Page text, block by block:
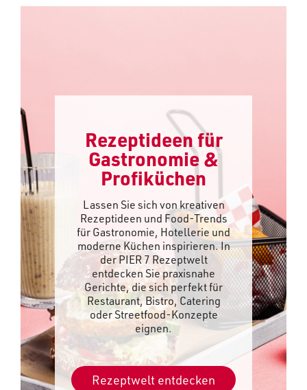
Rezeptideen für
Gastronomie &
Profiküchen
Lassen Sie sich von kreativen
Rezeptideen und Food-Trends
für Gastronomie, Hotellerie und
moderne Küchen inspirieren. In
der PIER 7 Rezeptwelt
entdecken Sie praxisnahe
Gerichte, die sich perfekt für
Restaurant, Bistro, Catering
oder Streetfood-Konzepte
eignen.
Rezeptwelt entdecken